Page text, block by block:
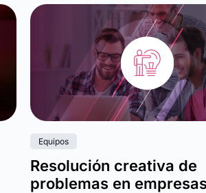
Equipos
Resolución creativa de
problemas en